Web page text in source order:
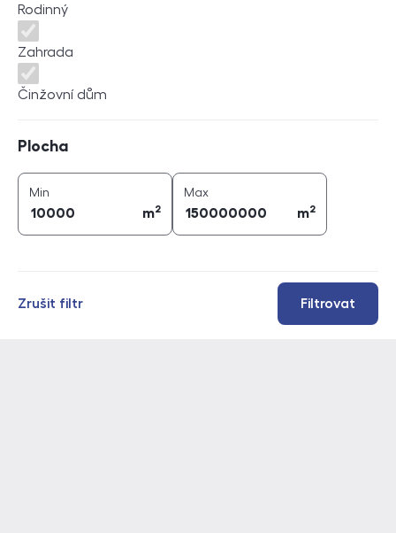
Rodinný
Zahrada
Činžovní dům
Plocha
Min
m2
Maxplocha (
m2
Filtrovat
Zrušit filtr